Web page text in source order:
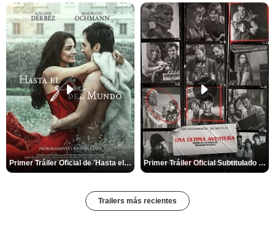
Primer Tráiler Oficial de 'Hasta el fin del mundo' Primer Tráiler Oficial Subtitulado de 'Una última aventura: Detrás de cámaras de Stranger Things 5'
Trailers más recientes